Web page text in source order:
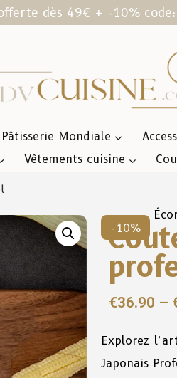
dès 49€ + -10% code:
Pâtisserie Mondiale
Vêtements cuisine
-10%
€36.90 –
Explorez
Japonais